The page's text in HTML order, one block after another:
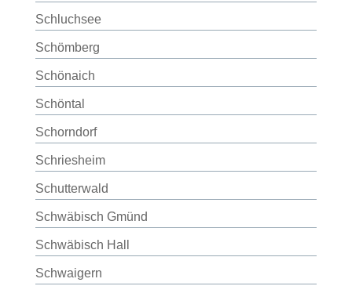
Schluchsee
Schömberg
Schönaich
Schöntal
Schorndorf
Schriesheim
Schutterwald
Schwäbisch Gmünd
Schwäbisch Hall
Schwaigern